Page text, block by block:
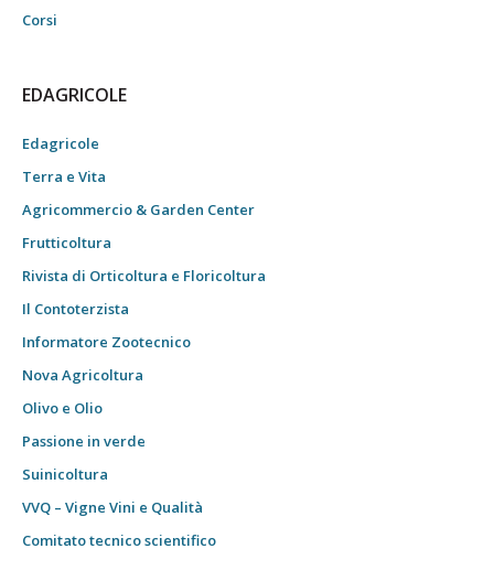
Corsi
EDAGRICOLE
Edagricole
Terra e Vita
Agricommercio & Garden Center
Frutticoltura
Rivista di Orticoltura e Floricoltura
Il Contoterzista
Informatore Zootecnico
Nova Agricoltura
Olivo e Olio
Passione in verde
Suinicoltura
VVQ – Vigne Vini e Qualità
Comitato tecnico scientifico